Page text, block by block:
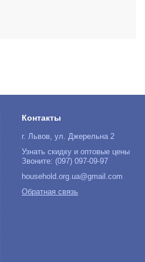
Контакты
г. Львов, ул. Джерельна 2
Узнать скидку и оптовые цены
Звоните: (097) 097-09-97
household.org.ua@gmail.com
Обратная связь